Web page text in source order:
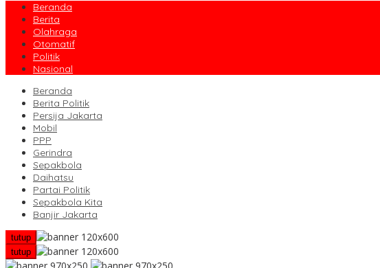
Beranda
Berita
Olahraga
Otomatif
Politik
Nasional
Beranda
Berita Politik
Persija Jakarta
Mobil
PPP
Gerindra
Sepakbola
Daihatsu
Partai Politik
Sepakbola Kita
Banjir Jakarta
tutup
tutup